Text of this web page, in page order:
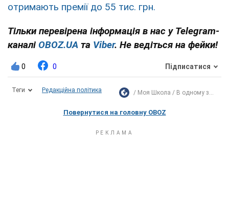
отримають премії до 55 тис. грн.
Тільки перевірена інформація в нас у Telegram-
каналі OBOZ.UA та Viber. Не ведіться на фейки!
0 0 Підписатися
Теги Редакційна політика Моя Школа В одному з...
Повернутися на головну OBOZ